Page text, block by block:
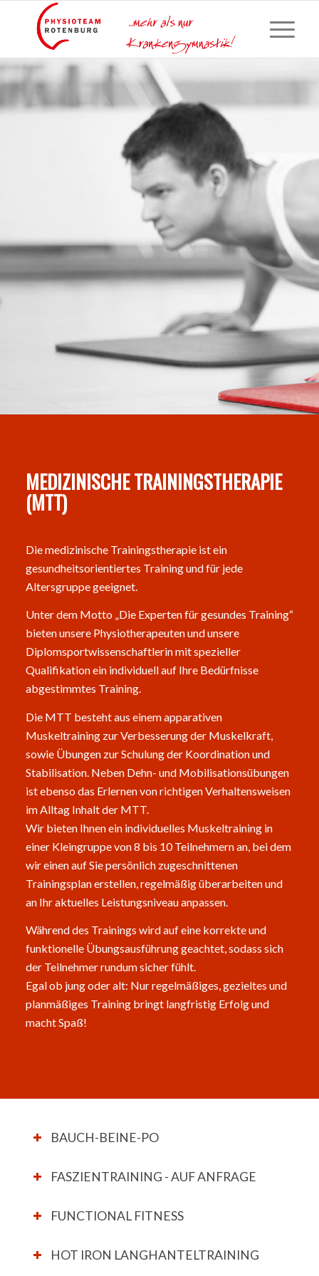
MEDIZINISCHE TRAININGSTHERAPIE
(MTT)
Die medizinische Trainingstherapie ist ein
gesundheitsorientiertes Training und für jede
Altersgruppe geeignet.
Unter dem Motto „Die Experten für gesundes Training“
bieten unsere Physiotherapeuten und unsere
Diplomsport­wissenschaftlerin mit spezieller
Qualifikation ein individuell auf Ihre Bedürfnisse
abgestimmtes Training.
Die MTT besteht aus einem apparativen
Muskeltraining zur Verbesserung der Muskelkraft,
sowie Übungen zur Schulung der Koordination und
Stabilisation. Neben Dehn- und Mobilisationsübungen
ist ebenso das Erlernen von richtigen Verhaltensweisen
im Alltag Inhalt der MTT.
Wir bieten Ihnen ein individuelles Muskeltraining in
einer Kleingruppe von 8 bis 10 Teilnehmern an, bei dem
wir einen auf Sie persönlich zugeschnittenen
Trainingsplan erstellen, regelmäßig überarbeiten und
an Ihr aktuelles Leistungsniveau anpassen.
Während des Trainings wird auf eine korrekte und
funktionelle Übungsausführung geachtet, sodass sich
der Teilnehmer rundum sicher fühlt.
Egal ob jung oder alt: Nur regelmäßiges, gezieltes und
planmäßiges Training bringt langfristig Erfolg und
macht Spaß!
BAUCH-BEINE-PO
FASZIENTRAINING - AUF ANFRAGE
FUNCTIONAL FITNESS
HOT IRON LANGHANTELTRAINING